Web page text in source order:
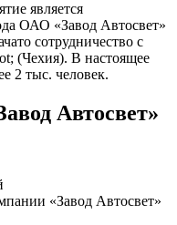
является
ОАО «Завод Автосвет»
сотрудничество с
(Чехия). В настоящее
2 тыс. человек.
Автосвет»
«Завод Автосвет»